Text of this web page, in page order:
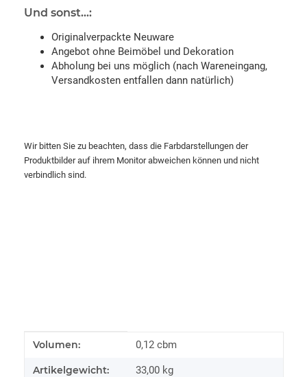
Und sonst...:
Originalverpackte Neuware
Angebot ohne Beimöbel und Dekoration
Abholung bei uns möglich (nach Wareneingang,
Versandkosten entfallen dann natürlich)
Wir bitten Sie zu beachten, dass die Farbdarstellungen der
Produktbilder auf ihrem Monitor abweichen können und nicht
verbindlich sind.
Produkteigenschaft
Wert
Volumen: 0,12 cbm
Artikelgewicht: 33,00 kg